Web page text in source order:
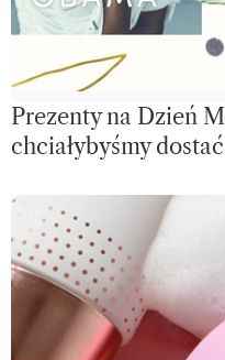
Prezenty na Dzień
chciałybyśmy